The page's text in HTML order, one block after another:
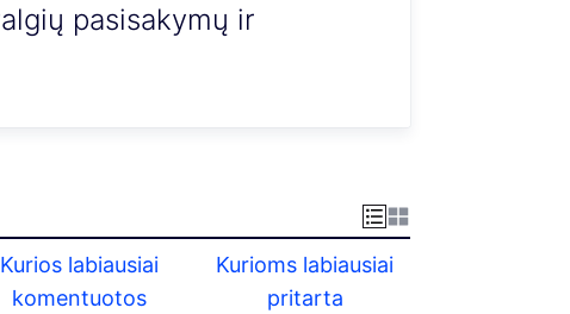
pasisakymų ir
Kurios labiausiai
komentuotos
Kurioms labiausiai
pritarta